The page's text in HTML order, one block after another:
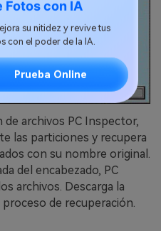
Fotos con IA
su nitidez y revive tus
con el poder de la IA.
Prueba Online
de archivos PC Inspector,
las particiones y recupera
con su nombre original.󠀲󠀡󠀩󠀣󠀢󠀢󠀣󠀨󠀡󠀳󠀰
del encabezado, PC
archivos.󠀲󠀡󠀩󠀣󠀢󠀢󠀣󠀨󠀢󠀳󠀰 Descarga la
de recuperación.󠀲󠀡󠀩󠀣󠀢󠀢󠀣󠀨󠀣󠀳